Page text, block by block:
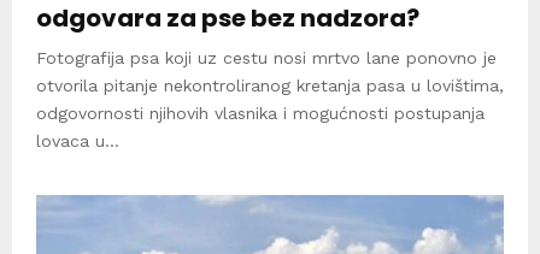
odgovara za pse bez nadzora?
Fotografija psa koji uz cestu nosi mrtvo lane ponovno je
otvorila pitanje nekontroliranog kretanja pasa u lovištima,
odgovornosti njihovih vlasnika i mogućnosti postupanja
lovaca u...